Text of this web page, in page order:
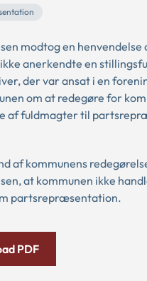
modtog en henvendelse
anerkendte en
der var ansat i en
om at redegøre for
af fuldmagter til
af kommunens
at kommunen ikke
partsrepræsentation.
PDF